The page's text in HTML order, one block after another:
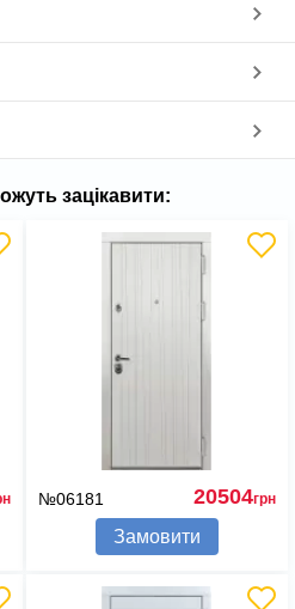
зацікавити:
№06181 20504грн
Замовити